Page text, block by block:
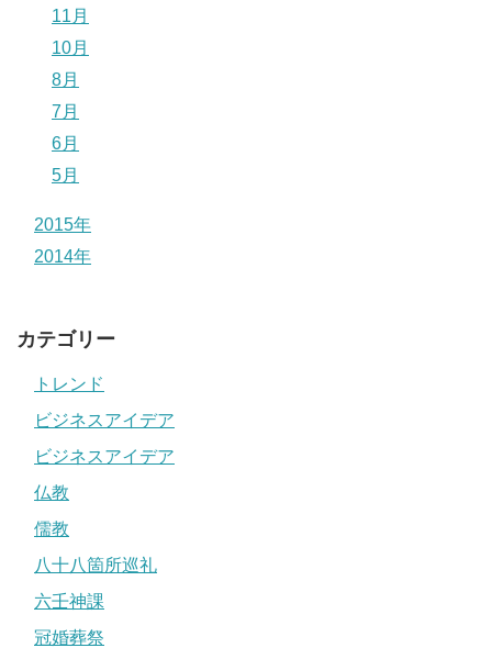
11月
10月
8月
7月
6月
5月
2015年
2014年
カテゴリー
トレンド
ビジネスアイデア
ビジネスアイデア
仏教
儒教
八十八箇所巡礼
六壬神課
冠婚葬祭